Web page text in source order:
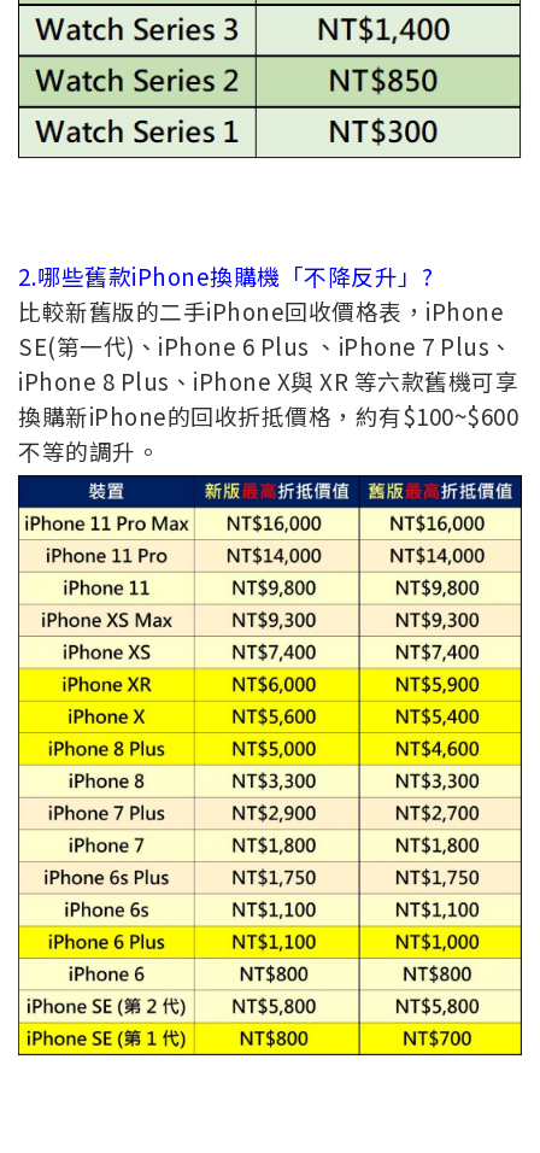
2.哪些舊款iPhone換購機「不降反升」?
比較新舊版的二手iPhone回收價格表，iPhone
SE(第一代)、iPhone 6 Plus 、iPhone 7 Plus、
iPhone 8 Plus、iPhone X與 XR 等六款舊機可享
換購新iPhone的回收折抵價格，約有$100~$600
不等的調升。